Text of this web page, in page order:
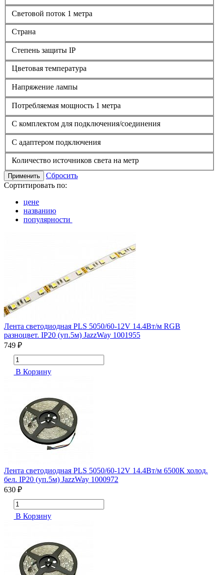
Световой поток 1 метра
Страна
Степень защиты IP
Цветовая температура
Напряжение лампы
Потребляемая мощность 1 метра
С комплектом для подключения/соединения
С адаптером подключения
Количество источников света на метр
Применить
Сбросить
Сортитировать по:
цене
названию
популярности
Лента светодиодная PLS 5050/60-12V 14.4Вт/м RGB
разноцвет. IP20 (уп.5м) JazzWay 1001955
749 ₽
В Корзину
Лента светодиодная PLS 5050/60-12V 14.4Вт/м 6500К холод.
бел. IP20 (уп.5м) JazzWay 1000972
630 ₽
В Корзину